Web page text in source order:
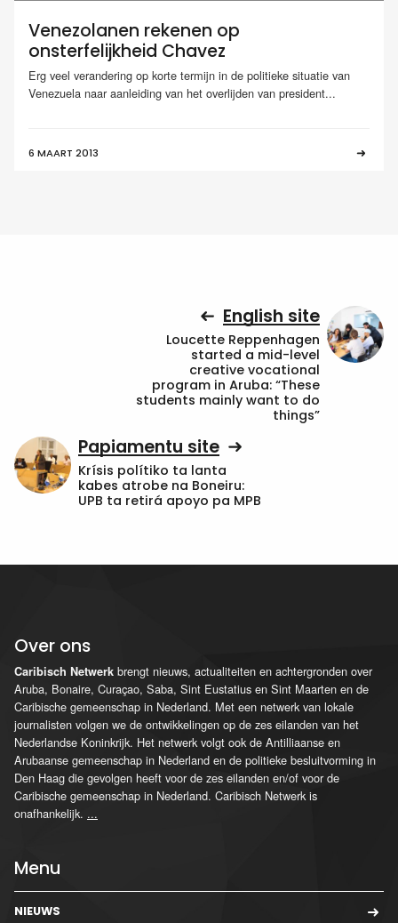
Venezolanen rekenen op
onsterfelijkheid Chavez
Erg veel verandering op korte termijn in de politieke situatie van
Venezuela naar aanleiding van het overlijden van president...
6 MAART 2013
English site
Loucette Reppenhagen
started a mid-level
creative vocational
program in Aruba: “These
students mainly want to do
things”
Papiamentu site
Krísis polítiko ta lanta
kabes atrobe na Boneiru:
UPB ta retirá apoyo pa MPB
Over ons
Caribisch Netwerk brengt nieuws, actualiteiten en achtergronden over
Aruba, Bonaire, Curaçao, Saba, Sint Eustatius en Sint Maarten en de
Caribische gemeenschap in Nederland. Met een netwerk van lokale
journalisten volgen we de ontwikkelingen op de zes eilanden van het
Nederlandse Koninkrijk. Het netwerk volgt ook de Antilliaanse en
Arubaanse gemeenschap in Nederland en de politieke besluitvorming in
Den Haag die gevolgen heeft voor de zes eilanden en/of voor de
Caribische gemeenschap in Nederland. Caribisch Netwerk is
onafhankelijk. ...
Menu
NIEUWS